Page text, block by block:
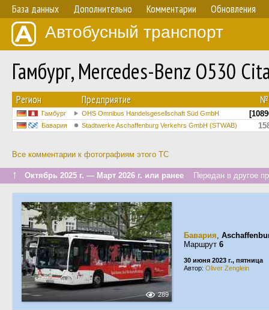
База данных Дополнительно Комментарии Обновления
Автобусный транспорт
Гамбург, Mercedes-Benz O530
Регион Предприятие №
Гамбург OHS Omnibus Handelsgesellschaft Süd GmbH
Бавария Stadtwerke Aschaffenburg Verkehrs GmbH (STWAB)
Все комментарии к фотографиям этого ТС
↑ Октябрь 2025 г. — Март 2026 г. или ранее Передан в другое
289
Бавария,
Маршрут 6
30 июня 2023 г., пятница
Автор: Oliver Zenglein